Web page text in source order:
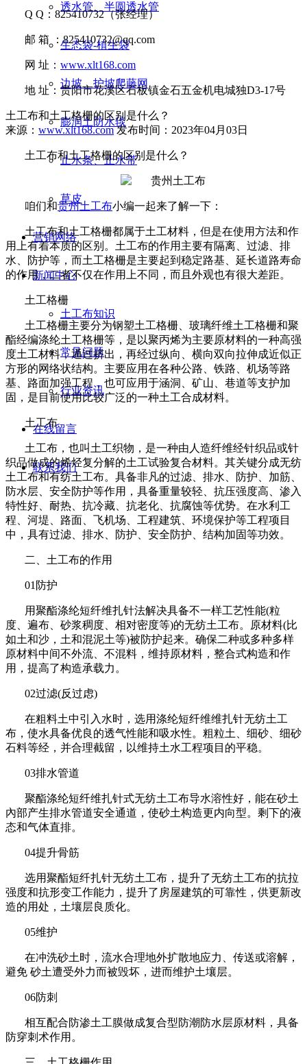
透水管、半圆透水管
生态袋-植生袋
边坡、护坡爬藤网
膨润土防水毯
止水条、止水带
草皮
营销网络
新闻中心
土工布知识
常见问题
行业资讯
在线留言
联系我们
Q Q ： 825410732（张经理）
邮 箱 ：825410732@qq.com
网 址： www.xlt168.com
地 址：贵阳市花溪区石板镇金石五金机电城独D3-17号
土工布和土工格栅的区别是什么？
来源： www.xlt168.com发布时间：2023年04月03日
土工布和土工格栅的区别是什么？
咱们和贵州土工布小编一起来了解一下：
土工布和土工格栅都属于土工材料，但是在使用方法和作
用上有着本质的区别。土工布的作用主要有隔离、过滤、排
水、防护等，而土工格栅是主要起到稳定路基、延长道路寿命
的作用，二者不仅在作用上不同，而且外观也有很大差距。
土工格栅
土工格栅主要分为钢塑土工格栅、玻璃纤维土工格栅和聚
酯经编涤纶土工格栅等，是以聚丙烯为主要原材料的一种高强
度土工材料，通过挤出，再经过纵向、横向双向拉伸成近似正
方形的网络状结构。主要应用在各种公路、铁路、机场等路
基、路面加强工程，也可应用于涵洞、矿山、巷道等支护加
固，是目前使用比较广泛的一种土工合成材料。
土工布
土工布，也叫土工织物，是一种由人造纤维经针织品或针
织品做成的烯烃复分解的土工试验复合材料。其关键分成无纺
土工布和有纺土工布。具备非凡的过滤、排水、防护、加筋、
防水层、安全防护等作用，具备重量较轻、抗压强度高、渗入
特性好、耐热、抗冷藏、抗老化、抗腐蚀等优势。在水利工
程、河堤、路面、飞机场、工程建筑、环境保护等工程项目
中，具有过滤、排水、防护、安全防护、结构加固等功效。
二、土工布的作用
01 防护
用聚酯涤纶短纤维扎针法解决具备不一样工艺性能(粒
度、遍布、砂浆稠度、相对密度等)的无纺土工布。原材料(比
如土和沙，土和混泥土等)被防护起来。确保二种或多种多样
原材料中间不外流、不混料，维持原材料，整合式构造和作
用，提高了构造承载力。
02过滤(反过虑)
在粗料土中引入水时，选用涤纶短纤维维扎针无纺土工
布，使水具备优良的透气性能和吸水性。粗粒土、细砂、细砂
石料等经，并合理截留，以维持土水工程项目的平稳。
03排水管道
聚酯涤纶短纤维扎针式无纺土工布导水溶性好，能在砂土
內部产生排水管道安全通道，使砂土构造更内向型。剩下的液
态和气体直排。
04提升骨筋
选用聚酯短纤扎针无纺土工布，提升了无纺土工布的抗拉
强度和抗形变工作能力，提升了房屋建筑的可靠性，供更新改
造的用处，土壤层良质化。
05维护
在冲洗砂土时，流水合理地外扩散地应力、传送或溶解，
避免 砂土遭受外力而被毁坏，进而维护土壤层。
06防刺
相互配合防渗土工膜做成复合型防潮防水层原材料，具备
防穿刺术作用。